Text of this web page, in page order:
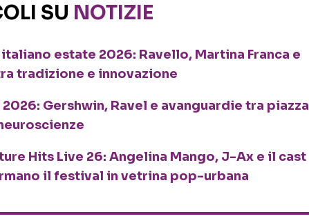
SU NOTIZIE
estate 2026: Ravello, Martina Franca e
tradizione e innovazione
Gershwin, Ravel e avanguardie tra piazza
Hits Live 26: Angelina Mango, J-Ax e il cast
il festival in vetrina pop-urbana